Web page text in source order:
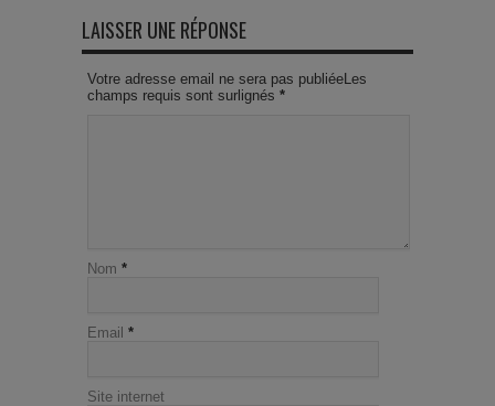
LAISSER UNE RÉPONSE
Votre adresse email ne sera pas publiéeLes
champs requis sont surlignés *
Nom *
Email *
Site internet